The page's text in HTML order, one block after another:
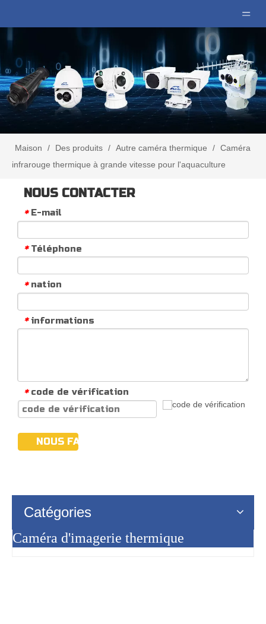
Maison / Des produits / Autre caméra thermique / Caméra
infrarouge thermique à grande vitesse pour l'aquaculture
NOUS CONTACTER
* E-mail
* Téléphone
* nation
* informations
* code de vérification
NOUS FAIRE PARVENIR
Catégories
Caméra d'imagerie thermique